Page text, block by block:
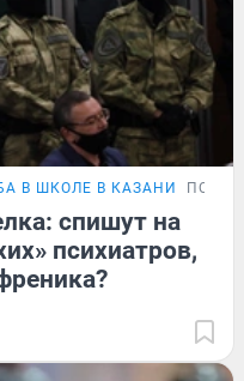
В ШКОЛЕ В КАЗАНИ
спишут на
психиатров,